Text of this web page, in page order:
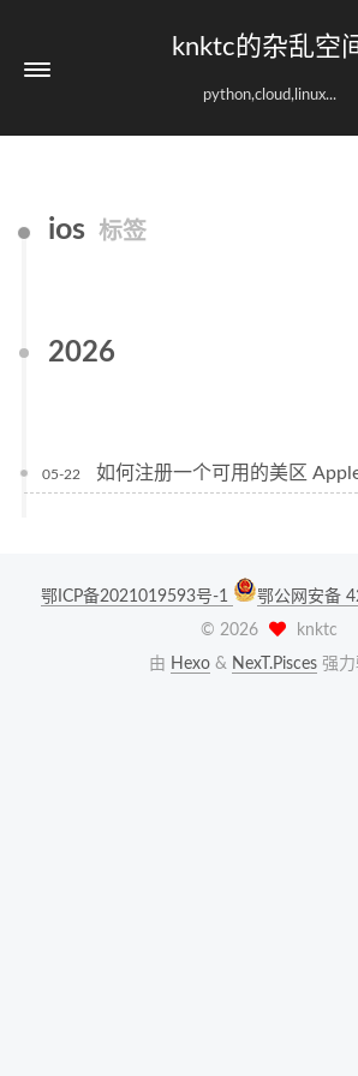
knktc的杂乱空
python,cloud,linux...
ios 标签
2026
05-22 如何注册一个可用的美区
鄂ICP备2021019593号-1
鄂公网安备
© 2026
knktc
由 Hexo & NexT.Pisces 强力